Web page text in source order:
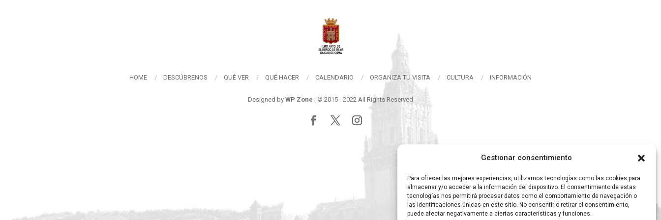
Gestionar consentimiento
Para ofrecer las mejores experiencias, utilizamos tecnologías como las cookies para
almacenar y/o acceder a la información del dispositivo. El consentimiento de estas
tecnologías nos permitirá procesar datos como el comportamiento de navegación o
las identificaciones únicas en este sitio. No consentir o retirar el consentimiento,
puede afectar negativamente a ciertas características y funciones.
HOME DESCÚBRENOS QUÉ VER QUÉ HACER CALENDARIO ORGANIZA TU VISITA CULTURA INFORMACIÓN
Designed by WP Zone | © 2015 - 2022 All Rights Reserved